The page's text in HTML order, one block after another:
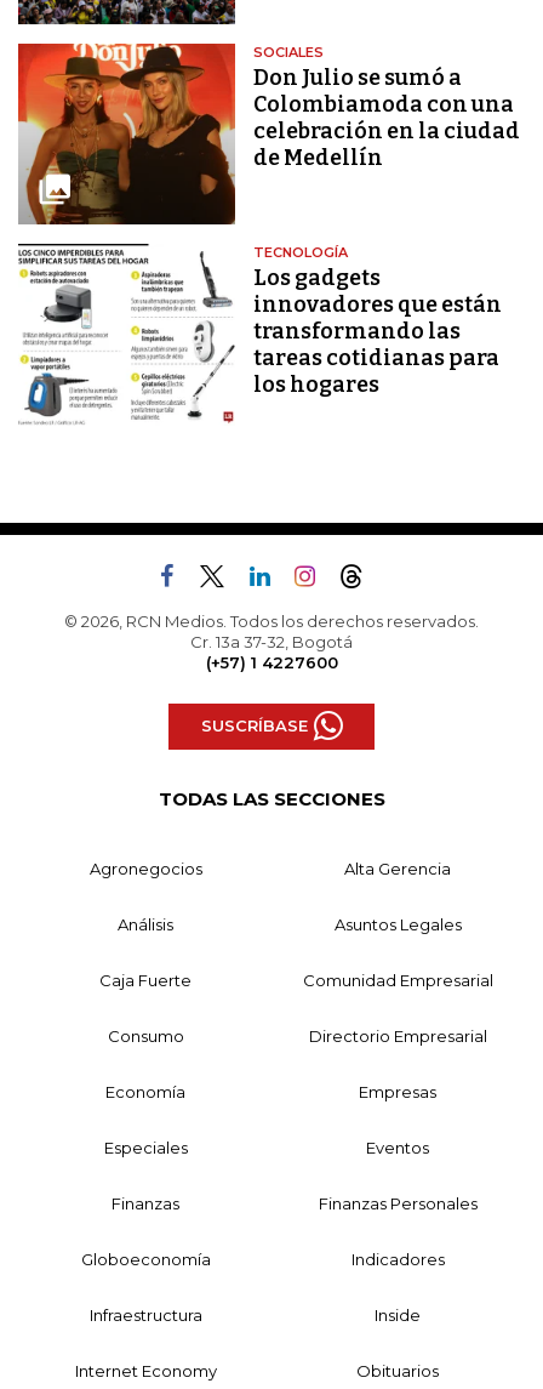
SOCIALES
Don Julio se sumó a
Colombiamoda con una
celebración en la ciudad
de Medellín
TECNOLOGÍA
Los gadgets
innovadores que están
transformando las
tareas cotidianas para
los hogares
© 2026, RCN Medios. Todos los derechos reservados.
Cr. 13a 37-32, Bogotá
(+57) 1 4227600
SUSCRÍBASE
TODAS LAS SECCIONES
Agronegocios Alta Gerencia
Análisis Asuntos Legales
Caja Fuerte Comunidad Empresarial
Consumo Directorio Empresarial
Economía Empresas
Especiales Eventos
Finanzas Finanzas Personales
Globoeconomía Indicadores
Infraestructura Inside
Internet Economy Obituarios